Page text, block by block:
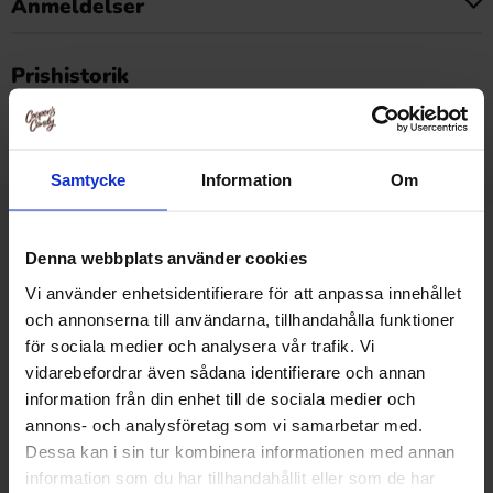
Samtycke Information Om
Denna webbplats använder cookies
Vi använder enhetsidentifierare för att anpassa innehållet
och annonserna till användarna, tillhandahålla funktioner
för sociala medier och analysera vår trafik. Vi
vidarebefordrar även sådana identifierare och annan
information från din enhet till de sociala medier och
annons- och analysföretag som vi samarbetar med.
Dessa kan i sin tur kombinera informationen med annan
information som du har tillhandahållit eller som de har
Anmeldelser
Prishistorik
Laveste pris i de sidste 30 dage er 499.90 kr (2026-08-
Relaterede produkter
-10% -24%